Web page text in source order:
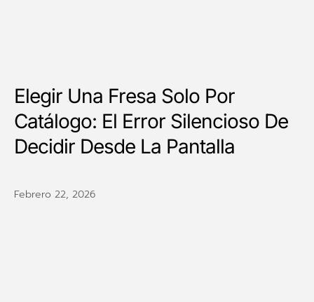
Elegir Una Fresa Solo Por
Catálogo: El Error Silencioso De
Decidir Desde La Pantalla
Febrero 22, 2026